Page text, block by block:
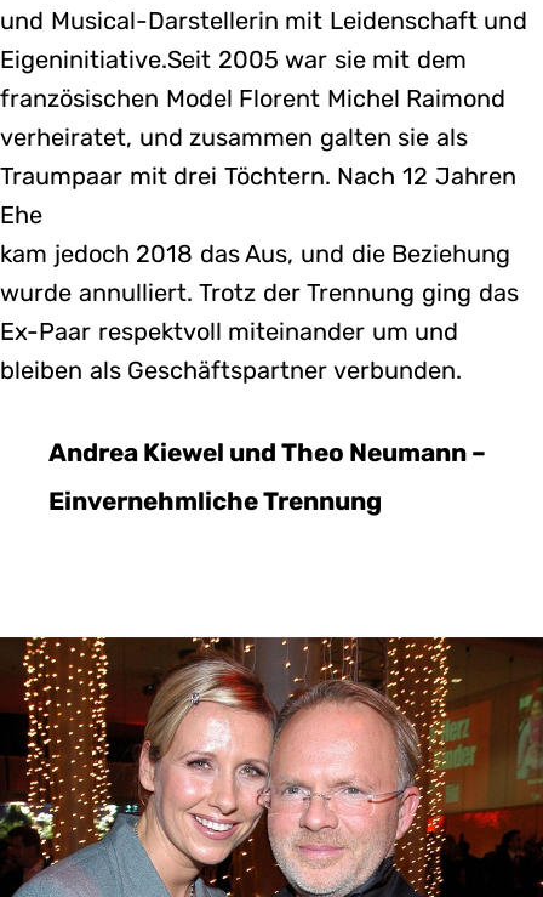
und Musical-Darstellerin mit Leidenschaft und
Eigeninitiative.Seit 2005 war sie mit dem
französischen Model Florent Michel Raimond
verheiratet, und zusammen galten sie als
Traumpaar mit drei Töchtern. Nach 12 Jahren
Ehe
kam jedoch 2018 das Aus, und die Beziehung
wurde annulliert. Trotz der Trennung ging das
Ex-Paar respektvoll miteinander um und
bleiben als Geschäftspartner verbunden.
Andrea Kiewel und Theo Neumann –
Einvernehmliche Trennung